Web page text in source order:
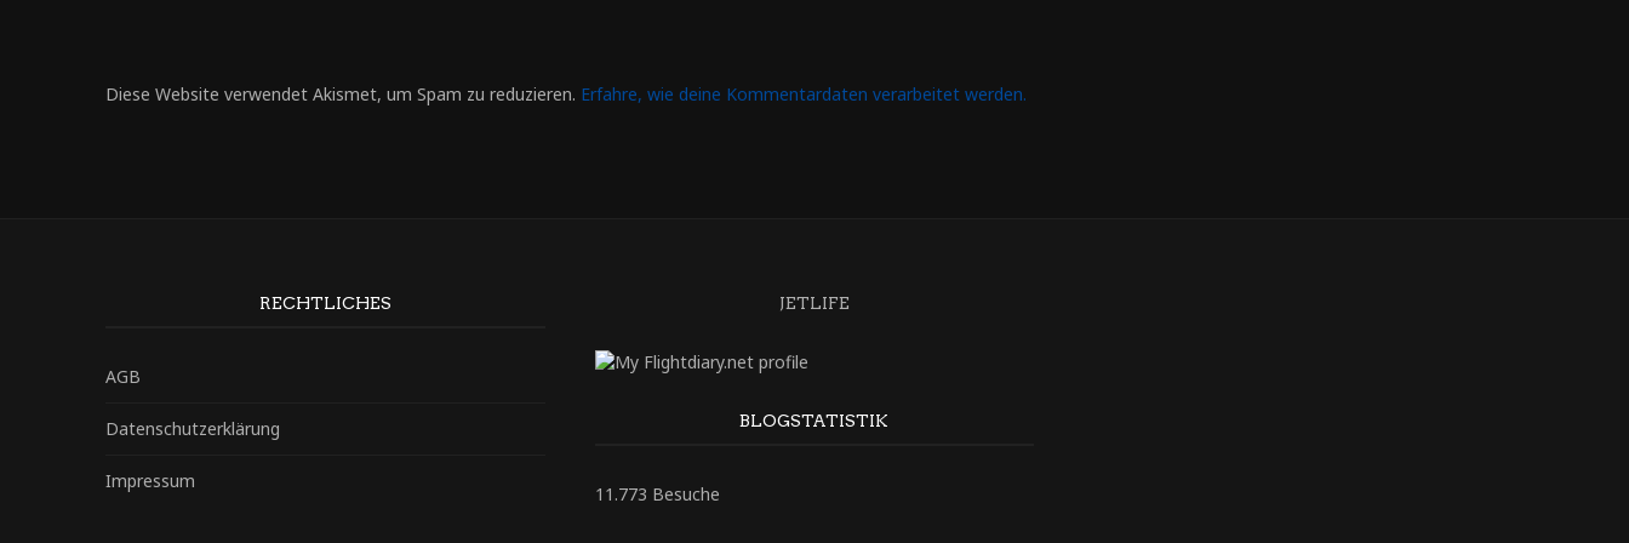
Diese Website verwendet Akismet, um Spam zu reduzieren. Erfahre, wie deine Kommentardaten verarbeitet werden.
RECHTLICHES
AGB
Datenschutzerklärung
Impressum
JETLIFE
BLOGSTATISTIK
11.773 Besuche